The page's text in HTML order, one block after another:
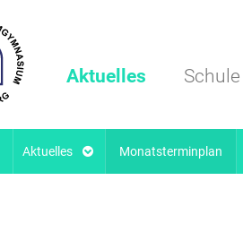
Aktuelles Schule
Aktuelles Monatsterminplan